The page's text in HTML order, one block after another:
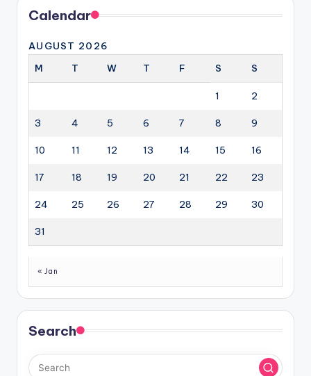
Calendar
AUGUST 2026
M
T W T F S S
1 2
3 4 5 6 7 8 9
10 11 12 13 14 15 16
17 18 19 20 21 22 23
24 25 26 27 28 29 30
31
« Jan
Search